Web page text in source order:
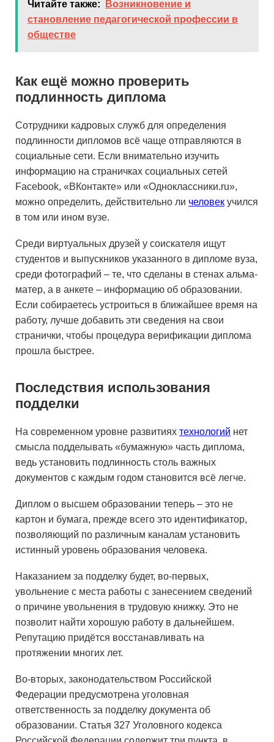
Читайте также:
Возникновение и
становление педагогической профессии в
обществе
Как ещё можно проверить
подлинность диплома
Сотрудники кадровых служб для определения
подлинности дипломов всё чаще отправляются в
социальные сети. Если внимательно изучить
информацию на страничках социальных сетей
Facebook, «ВКонтакте» или «Одноклассники.ru»,
можно определить, действительно ли человек учился
в том или ином вузе.
Среди виртуальных друзей у соискателя ищут
студентов и выпускников указанного в дипломе вуза,
среди фотографий – те, что сделаны в стенах альма-
матер, а в анкете – информацию об образовании.
Если собираетесь устроиться в ближайшее время на
работу, лучше добавить эти сведения на свои
странички, чтобы процедура верификации диплома
прошла быстрее.
Последствия использования
подделки
На современном уровне развитиях технологий нет
смысла подделывать «бумажную» часть диплома,
ведь установить подлинность столь важных
документов с каждым годом становится всё легче.
Диплом о высшем образовании теперь – это не
картон и бумага, прежде всего это идентификатор,
позволяющий по различным каналам установить
истинный уровень образования человека.
Наказанием за подделку будет, во-первых,
увольнение с места работы с занесением сведений
о причине увольнения в трудовую книжку. Это не
позволит найти хорошую работу в дальнейшем.
Репутацию придётся восстанавливать на
протяжении многих лет.
Во-вторых, законодательством Российской
Федерации предусмотрена уголовная
ответственность за подделку документа об
образовании. Статья 327 Уголовного кодекса